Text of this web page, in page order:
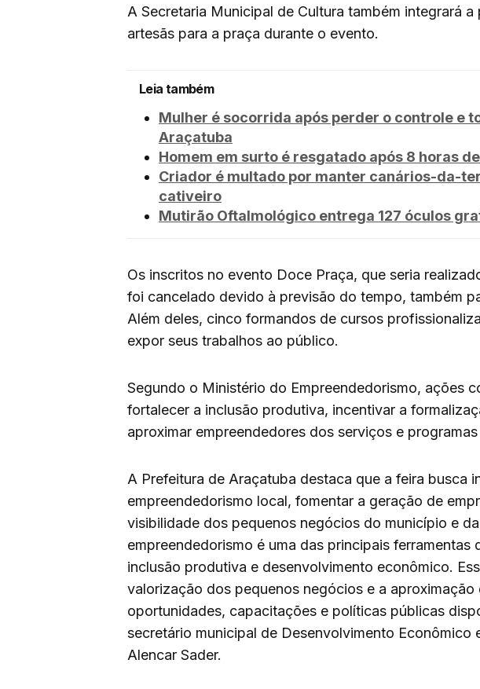
A Secretaria Municipal de Cultura também integrará
artesãs para a praça durante o evento.
Leia também
Mulher é socorrida após perder o controle e
Araçatuba
Homem em surto é resgatado após 8 horas
Criador é multado por manter canários-da-
cativeiro
Mutirão Oftalmológico entrega 127 óculos
Os inscritos no evento Doce Praça, que seria
foi cancelado devido à previsão do tempo, também
Além deles, cinco formandos de cursos
expor seus trabalhos ao público.
Segundo o Ministério do Empreendedorismo, ações
fortalecer a inclusão produtiva, incentivar a
aproximar empreendedores dos serviços e
A Prefeitura de Araçatuba destaca que a feira busca
empreendedorismo local, fomentar a geração de
visibilidade dos pequenos negócios do município e
empreendedorismo é uma das principais ferramentas
inclusão produtiva e desenvolvimento econômico.
valorização dos pequenos negócios e a
oportunidades, capacitações e políticas públicas
secretário municipal de Desenvolvimento Econômico
Alencar Sader.